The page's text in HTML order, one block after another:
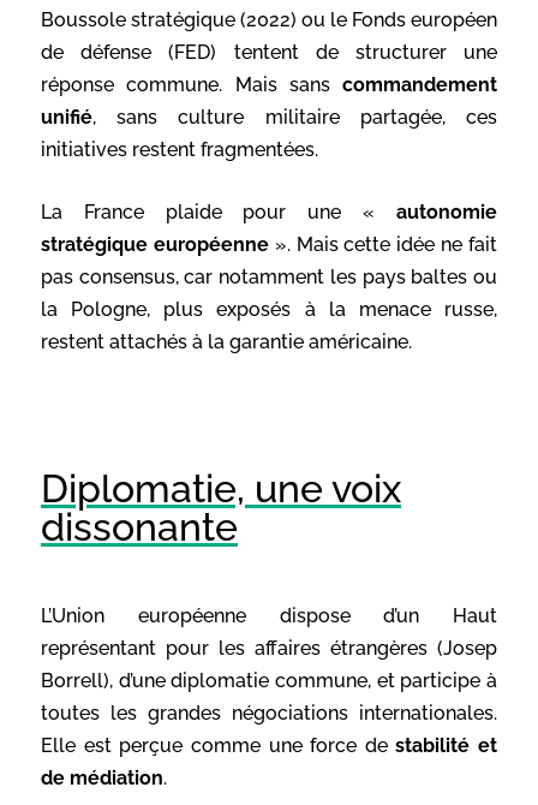
Boussole stratégique (2022) ou le Fonds européen
de défense (FED) tentent de structurer une
réponse commune. Mais sans commandement
unifié, sans culture militaire partagée, ces
initiatives restent fragmentées.
La France plaide pour une « autonomie
stratégique européenne». Mais cette idée ne fait
pas consensus, car notamment les pays baltes ou
la Pologne, plus exposés à la menace russe,
restent attachés à la garantie américaine.
Diplomatie, une voix
dissonante
L’Union européenne dispose d’un Haut
représentant pour les affaires étrangères (Josep
Borrell), d’une diplomatie commune, et participe à
toutes les grandes négociations internationales.
Elle est perçue comme une force destabilité et
de médiation.